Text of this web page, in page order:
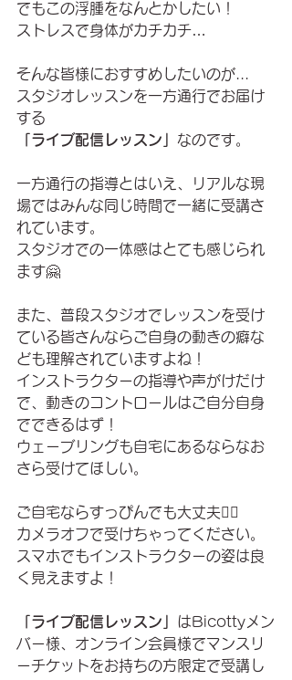
でもこの浮腫をなんとかしたい！
ストレスで身体がカチカチ…
そんな皆様におすすめしたいのが...
スタジオレッスンを一方通行でお届け
する
「ライブ配信レッスン」 なのです。
一方通行の指導とはいえ、リアルな現
場ではみんな同じ時間で一緒に受講さ
れています。
スタジオでの一体感はとても感じられ
ます🤗
また、普段スタジオでレッスンを受け
ている皆さんならご自身の動きの癖な
ども理解されていますよね！
インストラクターの指導や声がけだけ
で、動きのコントロールはご自分自身
でできるはず！
ウェーブリングも自宅にあるならなお
さら受けてほしい。
ご自宅ならすっぴんでも大丈夫🙆‍♀️
カメラオフで受けちゃってください。
スマホでもインストラクターの姿は良
く見えますよ！
「ライブ配信レッスン」 はBicottyメン
バー様、オンライン会員様でマンスリ
ーチケットをお持ちの方限定で受講し